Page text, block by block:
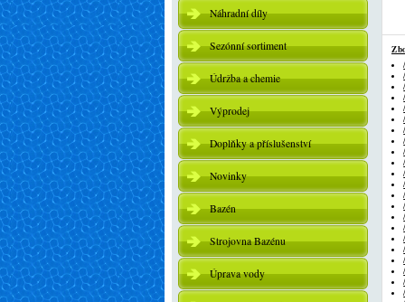
Náhradní díly
Sezónní sortiment
Údržba a chemie
Výprodej
Doplňky a příslušenství
Novinky
Bazén
Strojovna Bazénu
Úprava vody